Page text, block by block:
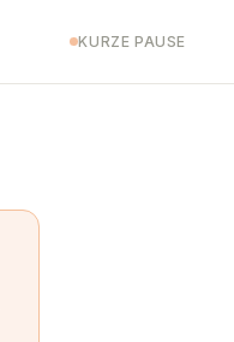
KURZE PAUSE